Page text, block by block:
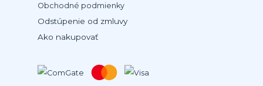
Obchodné podmienky
Odstúpenie od zmluvy
Ako nakupovať